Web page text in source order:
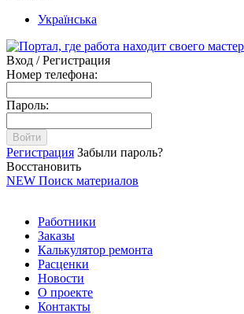
Українська
Вход / Регистрация
Номер телефона:
Пароль:
Войти
Регистрация Забыли пароль?
Восстановить
NEW Поиск материалов
Работники
Заказы
Калькулятор ремонта
Расценки
Новости
О проекте
Контакты